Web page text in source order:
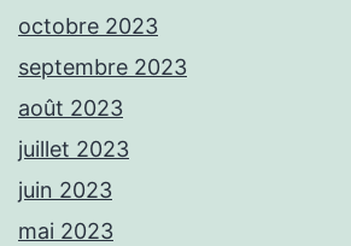
octobre 2023
septembre 2023
août 2023
juillet 2023
juin 2023
mai 2023